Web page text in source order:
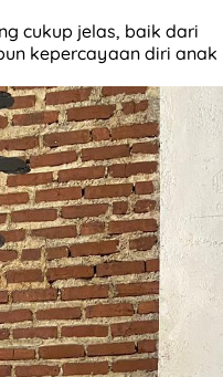
cukup jelas, baik dari
kepercayaan diri anak